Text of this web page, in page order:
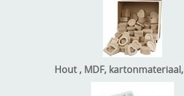
Hout , MDF,